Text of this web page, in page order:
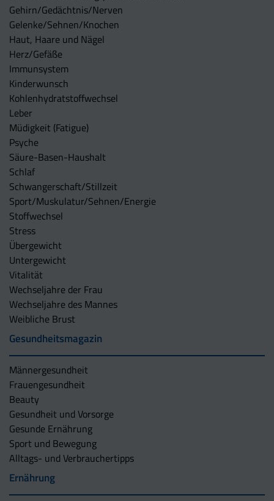
Gehirn/Gedächtnis/Nerven
Gelenke/Sehnen/Knochen
Haut, Haare und Nägel
Herz/Gefäße
Immunsystem
Kinderwunsch
Kohlenhydratstoffwechsel
Leber
Müdigkeit (Fatigue)
Psyche
Säure-Basen-Haushalt
Schlaf
Schwangerschaft/Stillzeit
Sport/Muskulatur/Sehnen/Energie
Stoffwechsel
Stress
Übergewicht
Untergewicht
Vitalität
Wechseljahre der Frau
Wechseljahre des Mannes
Weibliche Brust
Gesundheitsmagazin
Männergesundheit
Frauengesundheit
Beauty
Gesundheit und Vorsorge
Gesunde Ernährung
Sport und Bewegung
Alltags- und Verbrauchertipps
Ernährung